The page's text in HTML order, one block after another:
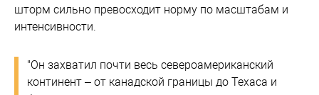
шторм сильно превосходит норму по масштабам и
интенсивности.
"Он захватил почти весь североамериканский
континент – от канадской границы до Техаса и